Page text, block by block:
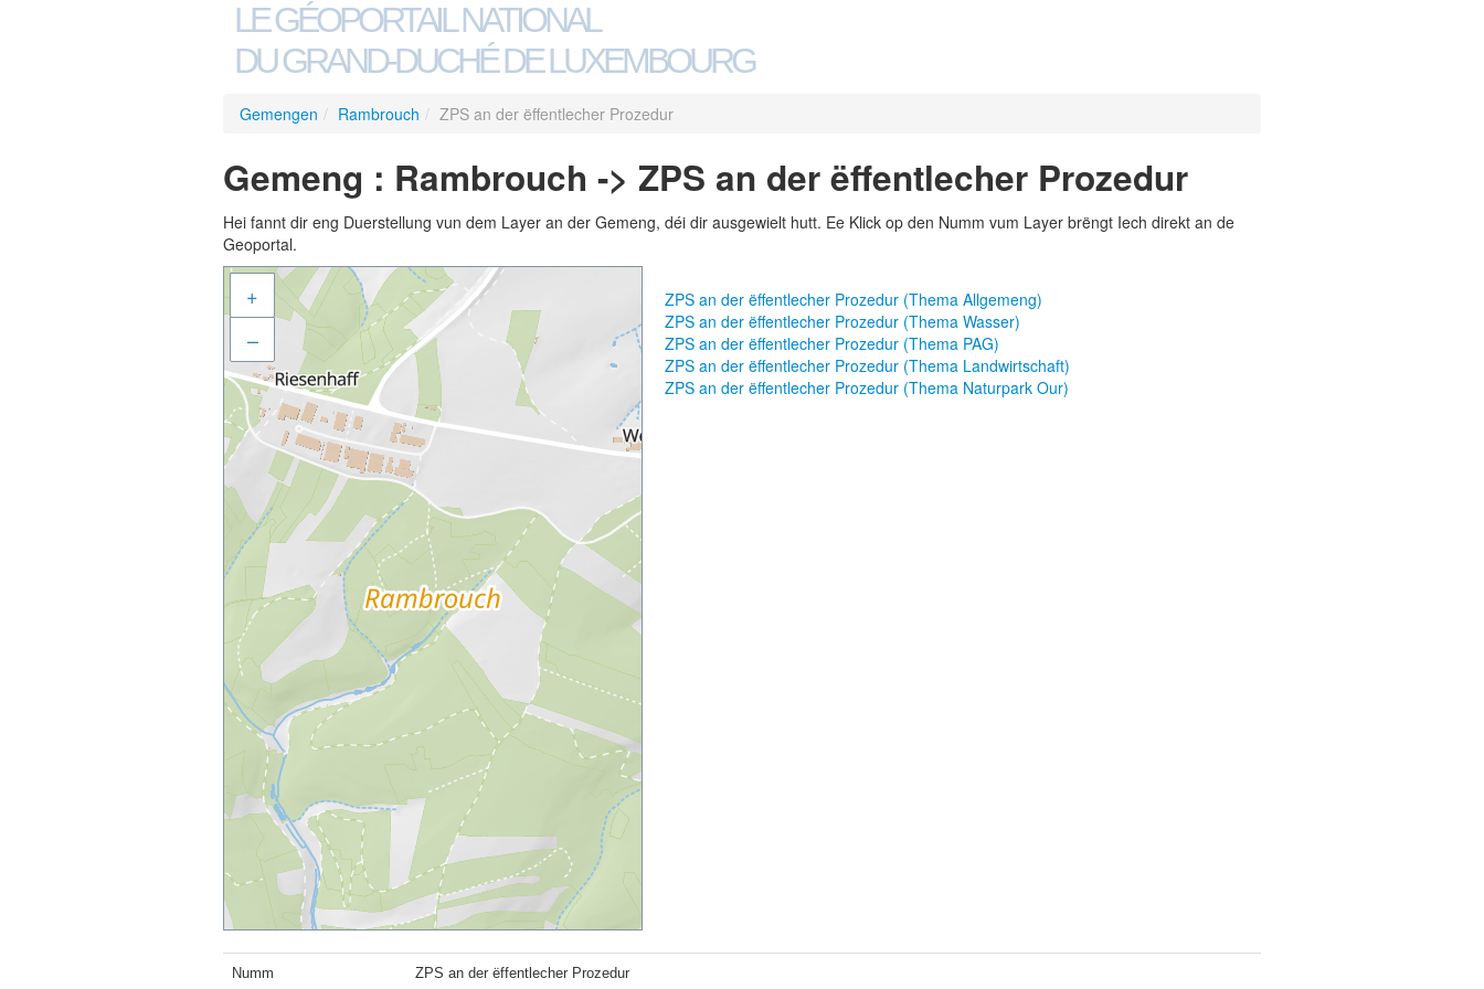
LE GÉOPORTAIL NATIONAL
DU GRAND-DUCHÉ DE LUXEMBOURG
Gemengen / Rambrouch / ZPS an der ëffentlecher Prozedur
Gemeng : Rambrouch -> ZPS an der ëffentlecher Prozedur
Hei fannt dir eng Duerstellung vun dem Layer an der Gemeng, déi dir ausgewielt hutt. Ee Klick op den Numm vum Layer brëngt Iech direkt an de
Geoportal.
+
–
ZPS an der ëffentlecher Prozedur (Thema Allgemeng)
ZPS an der ëffentlecher Prozedur (Thema Wasser)
ZPS an der ëffentlecher Prozedur (Thema PAG)
ZPS an der ëffentlecher Prozedur (Thema Landwirtschaft)
ZPS an der ëffentlecher Prozedur (Thema Naturpark Our)
Numm ZPS an der ëffentlecher Prozedur